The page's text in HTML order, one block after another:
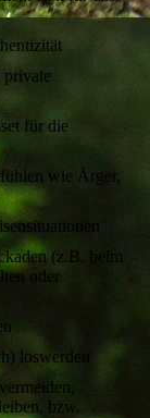
für die
wie Ärger,
(z.B. beim
oder
loswerden
bzw.